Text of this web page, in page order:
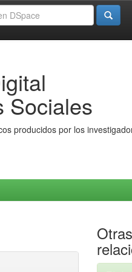
Sociales
producidos por los